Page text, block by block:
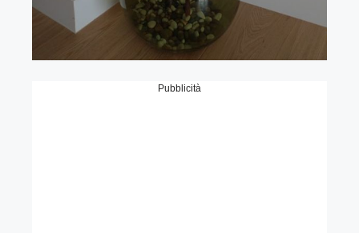
Pubblicità